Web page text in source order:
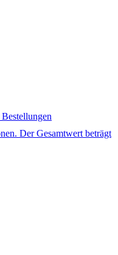
Bestellungen
Der Gesamtwert beträgt